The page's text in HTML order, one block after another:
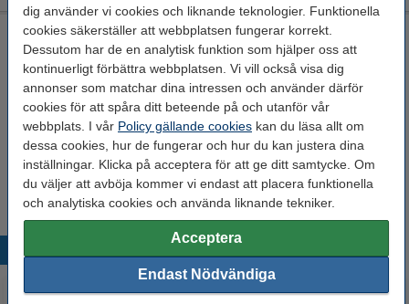
dig använder vi cookies och liknande teknologier. Funktionella
cookies säkerställer att webbplatsen fungerar korrekt.
Dessutom har de en analytisk funktion som hjälper oss att
kontinuerligt förbättra webbplatsen. Vi vill också visa dig
annonser som matchar dina intressen och använder därför
cookies för att spåra ditt beteende på och utanför vår
webbplats. I vår Policy gällande cookies kan du läsa allt om
dessa cookies, hur de fungerar och hur du kan justera dina
inställningar. Klicka på acceptera för att ge ditt samtycke. Om
du väljer att avböja kommer vi endast att placera funktionella
och analytiska cookies och använda liknande tekniker.
Acceptera
Endast Nödvändiga
Westcott Skärmatta | Blå | 300x220mm | A4
300 x 220 mm (LxB) 221025
Se specifikationerna och beskrivningen
Beställ nu så skickar vi på måndag!
80 kr
Populära produkter